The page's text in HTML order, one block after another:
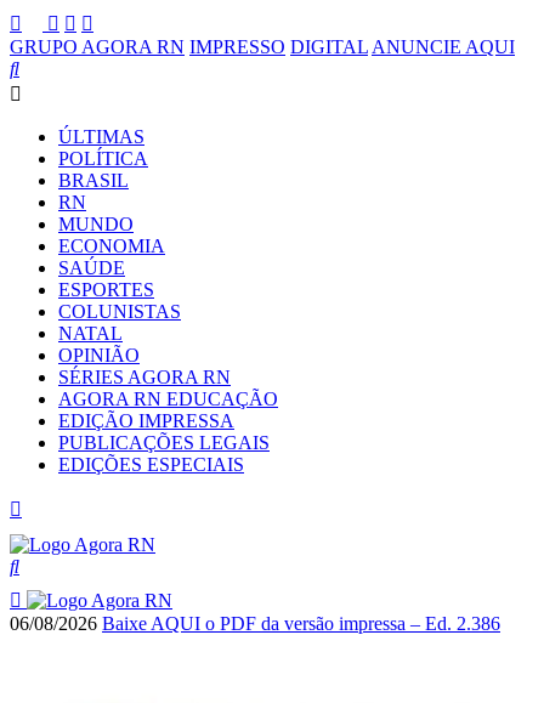
GRUPO AGORA RN IMPRESSO DIGITAL ANUNCIE AQUI
ÚLTIMAS
POLÍTICA
BRASIL
RN
MUNDO
ECONOMIA
SAÚDE
ESPORTES
COLUNISTAS
NATAL
OPINIÃO
SÉRIES AGORA RN
AGORA RN EDUCAÇÃO
EDIÇÃO IMPRESSA
PUBLICAÇÕES LEGAIS
EDIÇÕES ESPECIAIS
06/08/2026 Baixe AQUI o PDF da versão impressa – Ed. 2.386